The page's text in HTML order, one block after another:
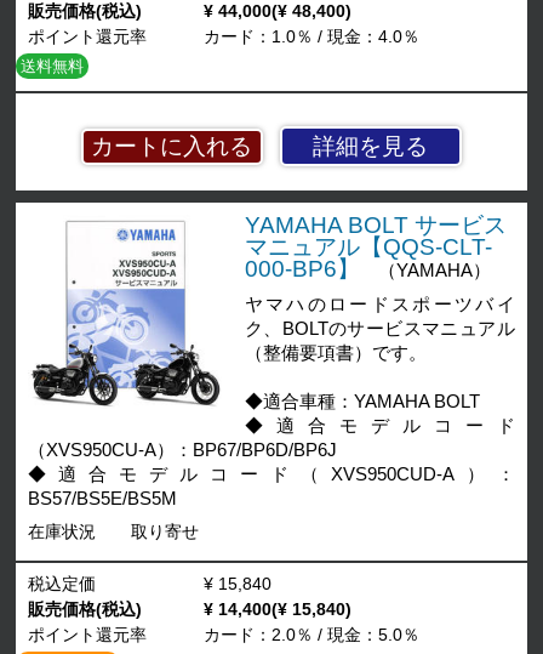
詳細を見る
販売価格(税込)
¥ 44,000(¥ 48,400)
ポイント還元率
カード：1.0％ / 現金：4.0％
送料無料
YAMAHA BOLT サービス
マニュアル【QQS-CLT-
000-BP6】
（YAMAHA）
ヤマハのロードスポーツバイ
ク、BOLTのサービスマニュアル
（整備要項書）です。
◆適合車種：YAMAHA BOLT
◆適合モデルコード
（XVS950CU-A）：BP67/BP6D/BP6J
◆適合モデルコード（XVS950CUD-A）：
BS57/BS5E/BS5M
在庫状況
取り寄せ
税込定価
¥ 15,840
販売価格(税込)
¥ 14,400(¥ 15,840)
ポイント還元率
カード：2.0％ / 現金：5.0％